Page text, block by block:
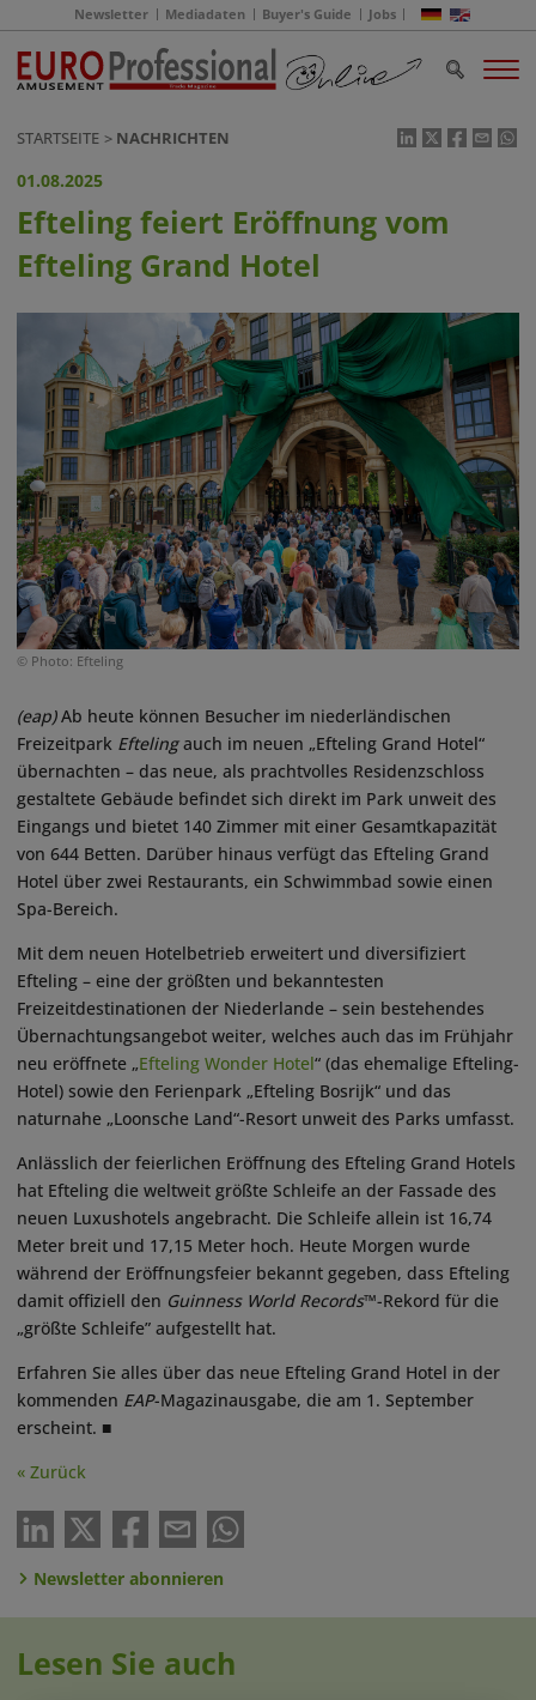
Newsletter Mediadaten Buyer's Guide Jobs
STARTSEITE NACHRICHTEN
01.08.2025
Efteling feiert Eröffnung vom
Efteling Grand Hotel
© Photo: Efteling
(eap)Ab heute können Besucher im niederländischen
Freizeitpark Eftelingauch im neuen „Efteling Grand Hotel“
übernachten – das neue, als prachtvolles Residenzschloss
gestaltete Gebäude befindet sich direkt im Park unweit des
Eingangs und bietet 140 Zimmer mit einer Gesamtkapazität
von 644 Betten. Darüber hinaus verfügt das Efteling Grand
Hotel über zwei Restaurants, ein Schwimmbad sowie einen
Spa-Bereich.
Mit dem neuen Hotelbetrieb erweitert und diversifiziert
Efteling – eine der größten und bekanntesten
Freizeitdestinationen der Niederlande – sein bestehendes
Übernachtungsangebot weiter, welches auch das im Frühjahr
neu eröffnete „Efteling Wonder Hotel“ (das ehemalige Efteling-
Hotel) sowie den Ferienpark „Efteling Bosrijk“ und das
naturnahe „Loonsche Land“-Resort unweit des Parks umfasst.
Anlässlich der feierlichen Eröffnung des Efteling Grand Hotels
hat Efteling die weltweit größte Schleife an der Fassade des
neuen Luxushotels angebracht. Die Schleife allein ist 16,74
Meter breit und 17,15 Meter hoch. Heute Morgen wurde
während der Eröffnungsfeier bekannt gegeben, dass Efteling
damit offiziell den Guinness World Records™-Rekord für die
„größte Schleife” aufgestellt hat.
Erfahren Sie alles über das neue Efteling Grand Hotel in der
kommenden EAP-Magazinausgabe, die am 1. September
erscheint. ■
« Zurück
Newsletter abonnieren
Lesen Sie auch